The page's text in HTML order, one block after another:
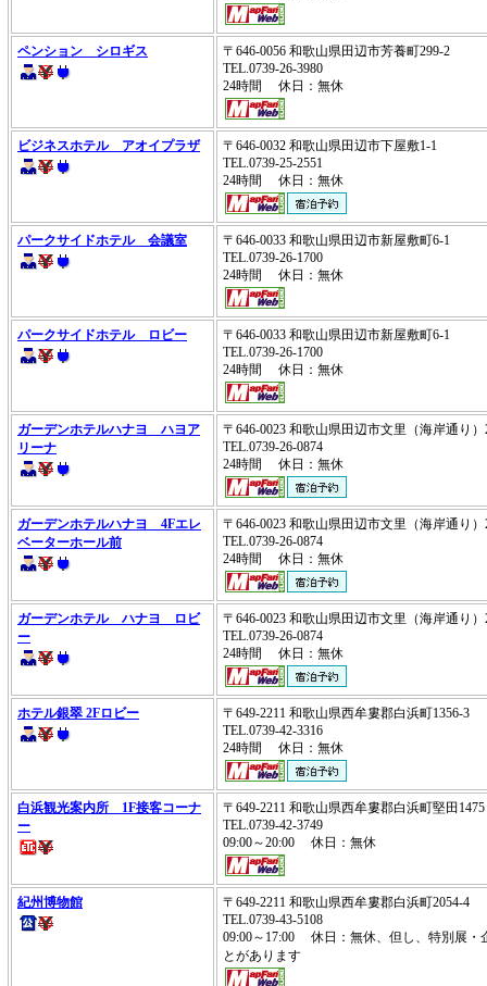
ペンション シロギス
〒646-0056 和歌山県田辺市芳養町299-2
TEL.0739-26-3980
24時間 休日：無休
ビジネスホテル アオイプラザ
〒646-0032 和歌山県田辺市下屋敷1-1
TEL.0739-25-2551
24時間 休日：無休
パークサイドホテル 会議室
〒646-0033 和歌山県田辺市新屋敷町6-1
TEL.0739-26-1700
24時間 休日：無休
パークサイドホテル ロビー
〒646-0033 和歌山県田辺市新屋敷町6-1
TEL.0739-26-1700
24時間 休日：無休
ガーデンホテルハナヨ ハヨア
リーナ
〒646-0023 和歌山県田辺市文里（海岸通り
TEL.0739-26-0874
24時間 休日：無休
ガーデンホテルハナヨ 4Fエレ
ベーターホール前
〒646-0023 和歌山県田辺市文里（海岸通り
TEL.0739-26-0874
24時間 休日：無休
ガーデンホテル ハナヨ ロビ
ー
〒646-0023 和歌山県田辺市文里（海岸通り
TEL.0739-26-0874
24時間 休日：無休
ホテル銀翠 2Fロビー
〒649-2211 和歌山県西牟婁郡白浜町1356-3
TEL.0739-42-3316
24時間 休日：無休
白浜観光案内所 1F接客コーナ
ー
〒649-2211 和歌山県西牟婁郡白浜町堅田
TEL.0739-42-3749
09:00～20:00 休日：無休
紀州博物館
〒649-2211 和歌山県西牟婁郡白浜町2054-4
TEL.0739-43-5108
09:00～17:00 休日：無休、但し、特別展・
とがあります